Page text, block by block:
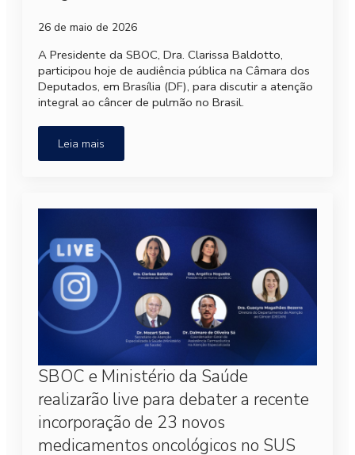
26 de maio de 2026
A Presidente da SBOC, Dra. Clarissa Baldotto,
participou hoje de audiência pública na Câmara dos
Deputados, em Brasília (DF), para discutir a atenção
integral ao câncer de pulmão no Brasil.
Leia mais
SBOC e Ministério da Saúde
realizarão live para debater a recente
incorporação de 23 novos
medicamentos oncológicos no SUS